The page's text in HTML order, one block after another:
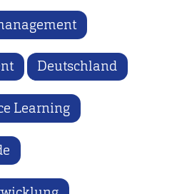
Deutschland
Learning